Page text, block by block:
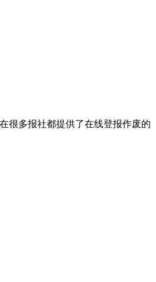
很多报社都提供了在线登报作废的